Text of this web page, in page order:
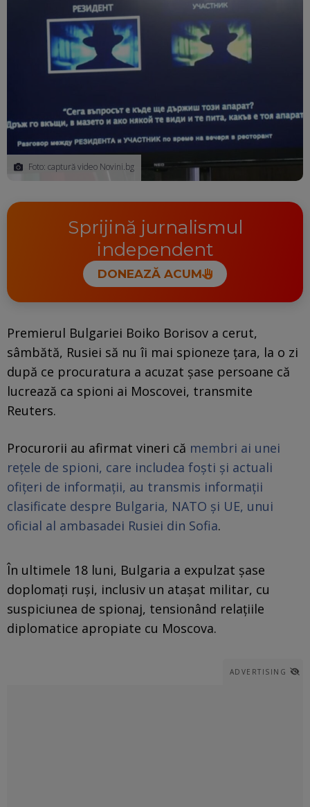
Foto: captură video Novini.bg
Sprijină jurnalismul
independent
DONEAZĂ ACUM
Premierul Bulgariei Boiko Borisov a cerut,
sâmbătă, Rusiei să nu îi mai spioneze ţara, la o zi
după ce procuratura a acuzat şase persoane că
lucrează ca spioni ai Moscovei, transmite
Reuters.
Procurorii au afirmat vineri că membri ai unei
reţele de spioni, care includea foşti şi actuali
ofiţeri de informaţii, au transmis informaţii
clasificate despre Bulgaria, NATO şi UE, unui
oficial al ambasadei Rusiei din Sofia.
În ultimele 18 luni, Bulgaria a expulzat şase
doplomaţi ruşi, inclusiv un ataşat militar, cu
suspiciunea de spionaj, tensionând relaţiile
diplomatice apropiate cu Moscova.
ADVERTISING